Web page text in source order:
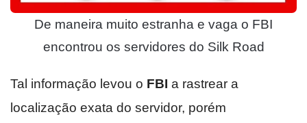
De maneira muito estranha e vaga o FBI
encontrou os servidores do Silk Road
Tal informação levou o FBI a rastrear a
localização exata do servidor, porém